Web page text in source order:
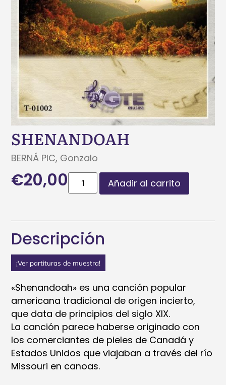
SHENANDOAH
BERNÁ PIC, Gonzalo
€20,00 Añadir al carrito
Descripción
¡Ver partituras de muestra!
«Shenandoah» es una canción popular
americana tradicional de origen incierto,
que data de principios del siglo XIX.
La canción parece haberse originado con
los comerciantes de pieles de Canadá y
Estados Unidos que viajaban a través del río
Missouri en canoas.